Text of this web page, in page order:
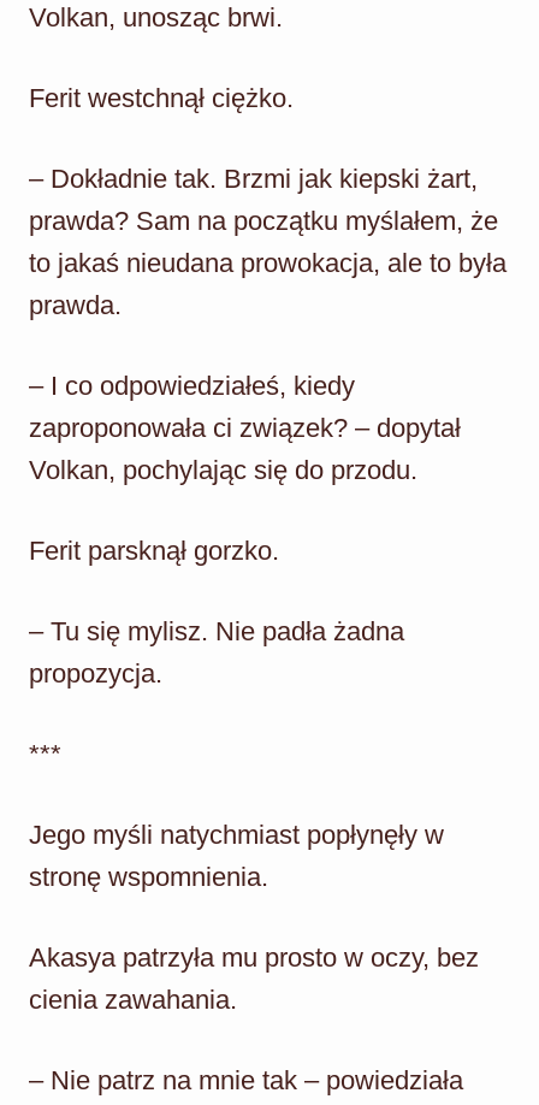
Volkan, unosząc brwi.
Ferit westchnął ciężko.
– Dokładnie tak. Brzmi jak kiepski żart,
prawda? Sam na początku myślałem, że
to jakaś nieudana prowokacja, ale to była
prawda.
– I co odpowiedziałeś, kiedy
zaproponowała ci związek? – dopytał
Volkan, pochylając się do przodu.
Ferit parsknął gorzko.
– Tu się mylisz. Nie padła żadna
propozycja.
***
Jego myśli natychmiast popłynęły w
stronę wspomnienia.
Akasya patrzyła mu prosto w oczy, bez
cienia zawahania.
– Nie patrz na mnie tak – powiedziała